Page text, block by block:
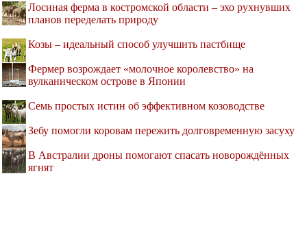
Лосиная ферма в костромской области – эхо рухнувших
планов переделать природу
Козы – идеальный способ улучшить пастбище
Фермер возрождает «молочное королевство» на
вулканическом острове в Японии
Семь простых истин об эффективном козоводстве
Зебу помогли коровам пережить долговременную засуху
В Австралии дроны помогают спасать новорождённых
ягнят